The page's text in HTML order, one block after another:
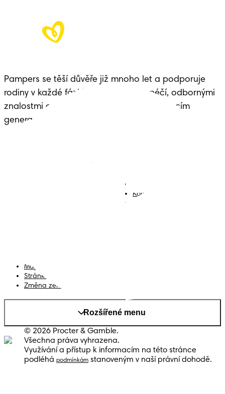
Pampers se těší důvěře již mnoho let a podporuje
rodiny v každé fázi života dítěte – s péčí, odbornými
znalostmi a dědictvím předávaným budoucím
generacím.
Kontakt
Mapa stránek
Stránka PG
Změna země/kraje
Rozšířené menu
© 2026 Procter & Gamble.
Všechna práva vyhrazena.
Využívání a přístup k informacím na této stránce
podléhá podmínkám stanoveným v naší právní dohodě.